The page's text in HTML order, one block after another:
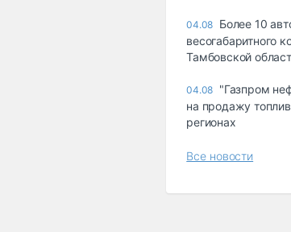
04.08 Более 10
весогабаритного
Тамбовской
04.08 "Газпром
на продажу
регионах
Все новости